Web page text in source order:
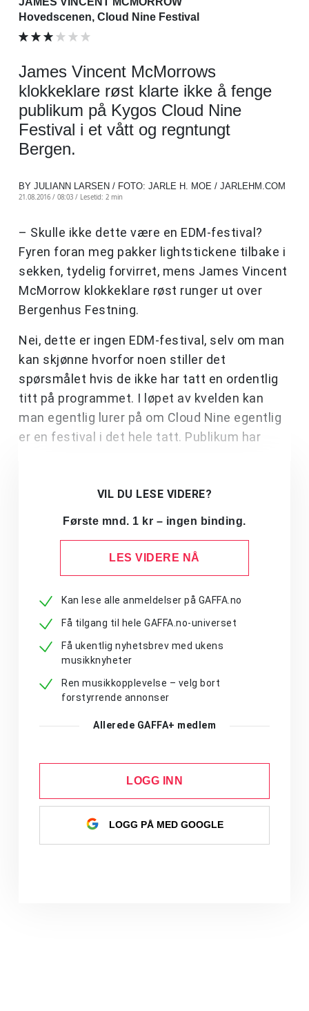
Hovedscenen, Cloud Nine Festival
James Vincent McMorrows
klokkeklare røst klarte ikke å fenge
publikum på Kygos Cloud Nine
Festival i et vått og regntungt
Bergen.
BY JULIANN LARSEN / FOTO: JARLE H. MOE / JARLEHM.COM
21.08.2016 / 08:03 / Lesetid: 2 min
– Skulle ikke dette være en EDM-festival?
Fyren foran meg pakker lightstickene tilbake i
sekken, tydelig forvirret, mens James Vincent
McMorrow klokkeklare røst runger ut over
Bergenhus Festning.
Nei, dette er ingen EDM-festival, selv om man
kan skjønne hvorfor noen stiller det
spørsmålet hvis de ikke har tatt en ordentlig
titt på programmet. I løpet av kvelden kan
man egentlig lurer på om Cloud Nine egentlig
er en festival i det hele tatt. Publikum har
VIL DU LESE VIDERE?
Første mnd. 1 kr – ingen binding.
LES VIDERE NÅ
Kan lese alle anmeldelser på GAFFA.no
Få tilgang til hele GAFFA.no-universet
Få ukentlig nyhetsbrev med ukens
musikknyheter
Ren musikkopplevelse – velg bort
forstyrrende annonser
Allerede GAFFA+ medlem
LOGG INN
LOGG PÅ MED GOOGLE